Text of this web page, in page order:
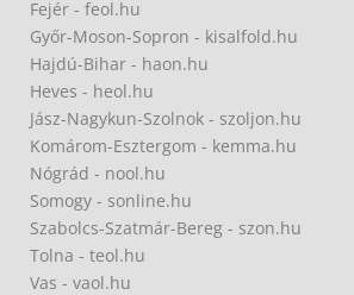
Fejér - feol.hu
Győr-Moson-Sopron - kisalfold.hu
Hajdú-Bihar - haon.hu
Heves - heol.hu
Jász-Nagykun-Szolnok - szoljon.hu
Komárom-Esztergom - kemma.hu
Nógrád - nool.hu
Somogy - sonline.hu
Szabolcs-Szatmár-Bereg - szon.hu
Tolna - teol.hu
Vas - vaol.hu